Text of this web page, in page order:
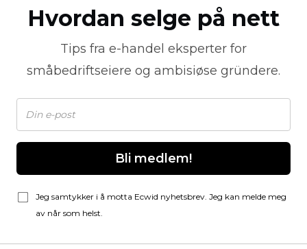
Hvordan selge på nett
Tips fra e-handel eksperter for
småbedriftseiere og ambisiøse gründere.
Bli medlem!
Jeg samtykker i å motta Ecwid nyhetsbrev. Jeg kan melde meg
av når som helst.